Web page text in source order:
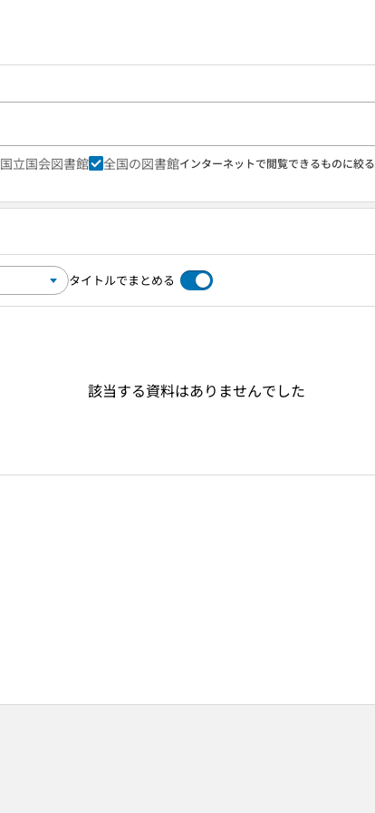
国立国会図書館 全国の図書館インターネットで閲覧できるものに絞る
タイトルでまとめる
該当する資料はありませんでした